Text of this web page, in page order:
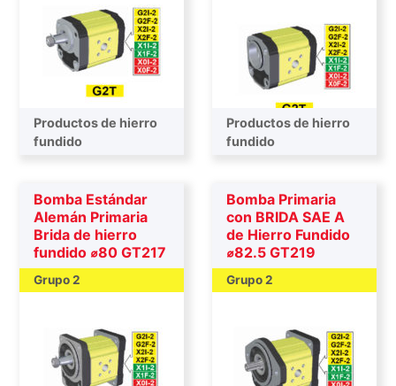
Bombas primarias
Productos de hierro
fundido
Bombas primarias
Productos de hierro
fundido
Bomba Estándar
Alemán Primaria
Brida de hierro
fundido ⌀80 GT217
Grupo 2
Bomba Primaria
con BRIDA SAE A
de Hierro Fundido
⌀82.5 GT219
Grupo 2